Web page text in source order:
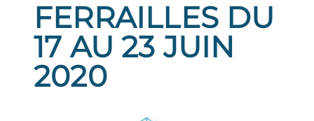
FERRAILLES DU
17 AU 23 JUIN
2020